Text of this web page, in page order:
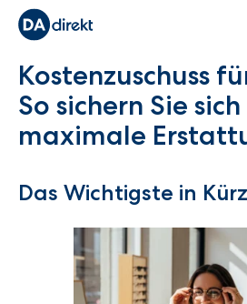
Kostenzuschuss
So sichern Sie
maximale
Das Wichtigste in